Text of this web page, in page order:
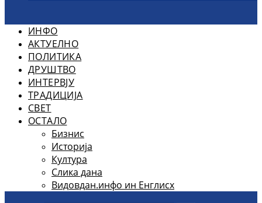
ИНФО
АКТУЕЛНО
ПОЛИТИКА
ДРУШТВО
ИНТЕРВЈУ
ТРАДИЦИЈА
СВЕТ
ОСТАЛО
Бизнис
Историја
Култура
Слика дана
Видовдан.инфо ин Енглисх